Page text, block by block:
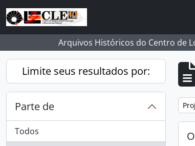
Skip to main content
Arquivos Históricos do Centro de
Limite seus resultados por:
Parte de
Todos